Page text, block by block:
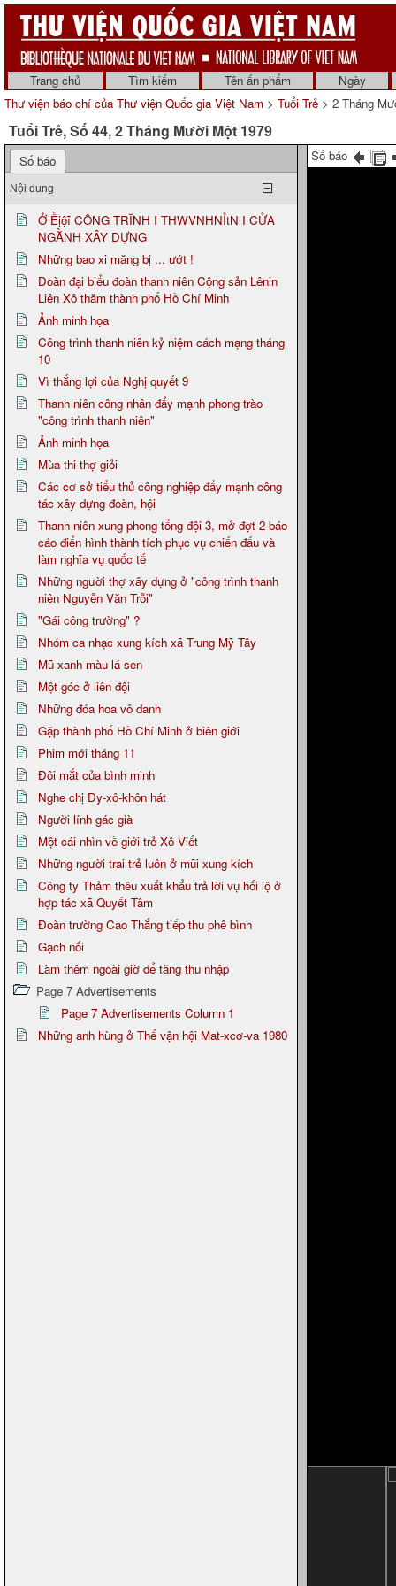
Trang chủ Tìm kiếm Tên ấn phẩm
Ngày
Thư viện báo chí của Thư viện Quốc gia Việt Nam > Tuổi Trẻ > 2 Tháng
Tuổi Trẻ, Số 44, 2 Tháng Mười Một 1979
Số báo
Nội dung
Ở Ềịộĩ CÔNG TRĨNH I THWVNHNỈtN I CỬA
NGẰNH XÂY DỰNG
Những bao xi măng bị ... ướt !
Đoàn đại biểu đoàn thanh niên Cộng sản Lênin
Liên Xô thăm thành phố Hồ Chí Minh
Ảnh minh họa
Công trình thanh niên kỷ niệm cách mạng tháng
10
Vì thắng lợi của Nghị quyết 9
Thanh niên công nhân đẩy mạnh phong trào
"công trình thanh niên"
Ảnh minh họa
Mùa thi thợ giỏi
Các cơ sở tiểu thủ công nghiệp đẩy mạnh công
tác xây dựng đoàn, hội
Thanh niên xung phong tổng đội 3, mở đợt 2 báo
cáo điển hình thành tích phục vụ chiến đấu và
làm nghĩa vụ quốc tế
Những người thợ xây dựng ở "công trình thanh
niên Nguyễn Văn Trỗi"
"Gái công trường" ?
Nhóm ca nhạc xung kích xã Trung Mỹ Tây
Mũ xanh màu lá sen
Một góc ở liên đội
Những đóa hoa vô danh
Gặp thành phố Hồ Chí Minh ở biên giới
Phim mới tháng 11
Đôi mắt của bình minh
Nghe chị Đy-xô-khôn hát
Người lính gác già
Một cái nhìn về giới trẻ Xô Viết
Những người trai trẻ luôn ở mũi xung kích
Công ty Thảm thêu xuất khẩu trả lời vụ hối lộ ở
hợp tác xã Quyết Tâm
Đoàn trường Cao Thắng tiếp thu phê bình
Gạch nối
Làm thêm ngoài giờ để tăng thu nhập
Page 7 Advertisements
Page 7 Advertisements Column 1
Những anh hùng ở Thế vận hội Mat-xcơ-va 1980
Số báo